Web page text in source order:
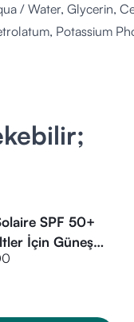
/ Water, Glycerin,
Potassium
SPF 50+
İçin Güneş
ml (Aralık/2026